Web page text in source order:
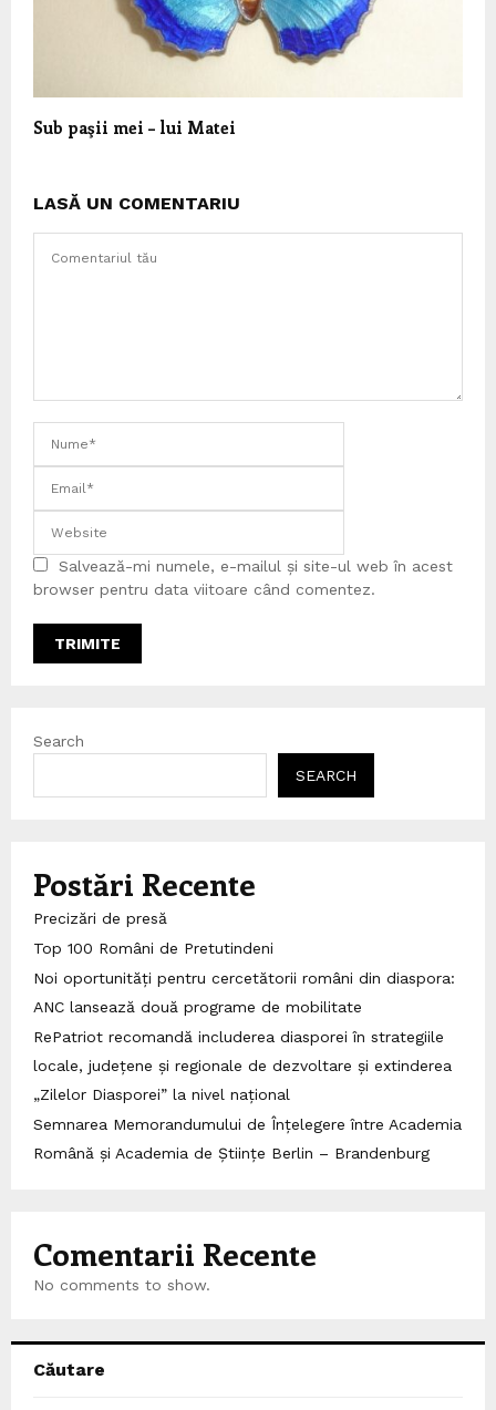
Sub paşii mei – lui Matei
LASĂ UN COMENTARIU
Salvează-mi numele, e-mailul și site-ul web în acest
browser pentru data viitoare când comentez.
Search
SEARCH
Postări Recente
Precizări de presă
Top 100 Români de Pretutindeni
Noi oportunități pentru cercetătorii români din diaspora:
ANC lansează două programe de mobilitate
RePatriot recomandă includerea diasporei în strategiile
locale, județene și regionale de dezvoltare și extinderea
„Zilelor Diasporei” la nivel național
Semnarea Memorandumului de Înțelegere între Academia
Română și Academia de Științe Berlin – Brandenburg
Comentarii Recente
No comments to show.
Căutare